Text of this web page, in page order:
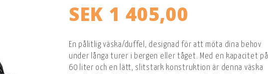
SEK 1 405,00
En pålitlig väska/duffel, designad för att möta dina behov
under långa turer i bergen eller tåget. Med en kapacitet på
60 liter och en lätt, slitstark konstruktion är denna väska